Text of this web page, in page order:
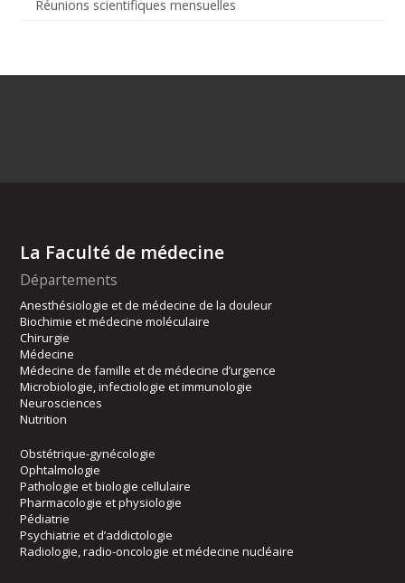
Réunions scientifiques mensuelles
La Faculté de médecine
Départements
Anesthésiologie et de médecine de la douleur
Biochimie et médecine moléculaire
Chirurgie
Médecine
Médecine de famille et de médecine d’urgence
Microbiologie, infectiologie et immunologie
Neurosciences
Nutrition
Obstétrique-gynécologie
Ophtalmologie
Pathologie et biologie cellulaire
Pharmacologie et physiologie
Pédiatrie
Psychiatrie et d’addictologie
Radiologie, radio-oncologie et médecine nucléaire